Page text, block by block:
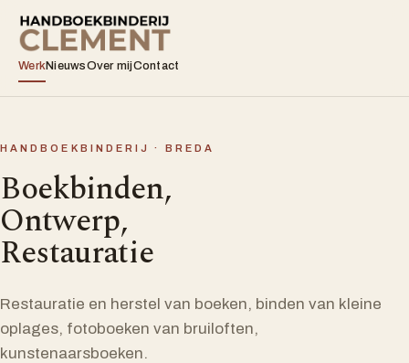
WerkNieuwsOver mijContact
HANDBOEKBINDERIJ · BREDA
Boekbinden,
Ontwerp,
Restauratie
Restauratie en herstel van boeken, binden van kleine
oplages, fotoboeken van bruiloften,
kunstenaarsboeken.